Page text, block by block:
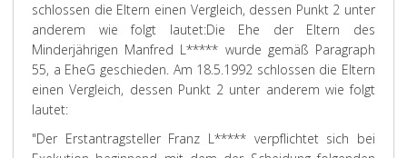
schlossen die Eltern einen Vergleich, dessen Punkt 2 unter
anderem wie folgt lautet:Die Ehe der Eltern des
Minderjährigen Manfred L***** wurde gemäß Paragraph
55, a EheG geschieden. Am 18.5.1992 schlossen die Eltern
einen Vergleich, dessen Punkt 2 unter anderem wie folgt
lautet:
"Der Erstantragsteller Franz L***** verpflichtet sich bei